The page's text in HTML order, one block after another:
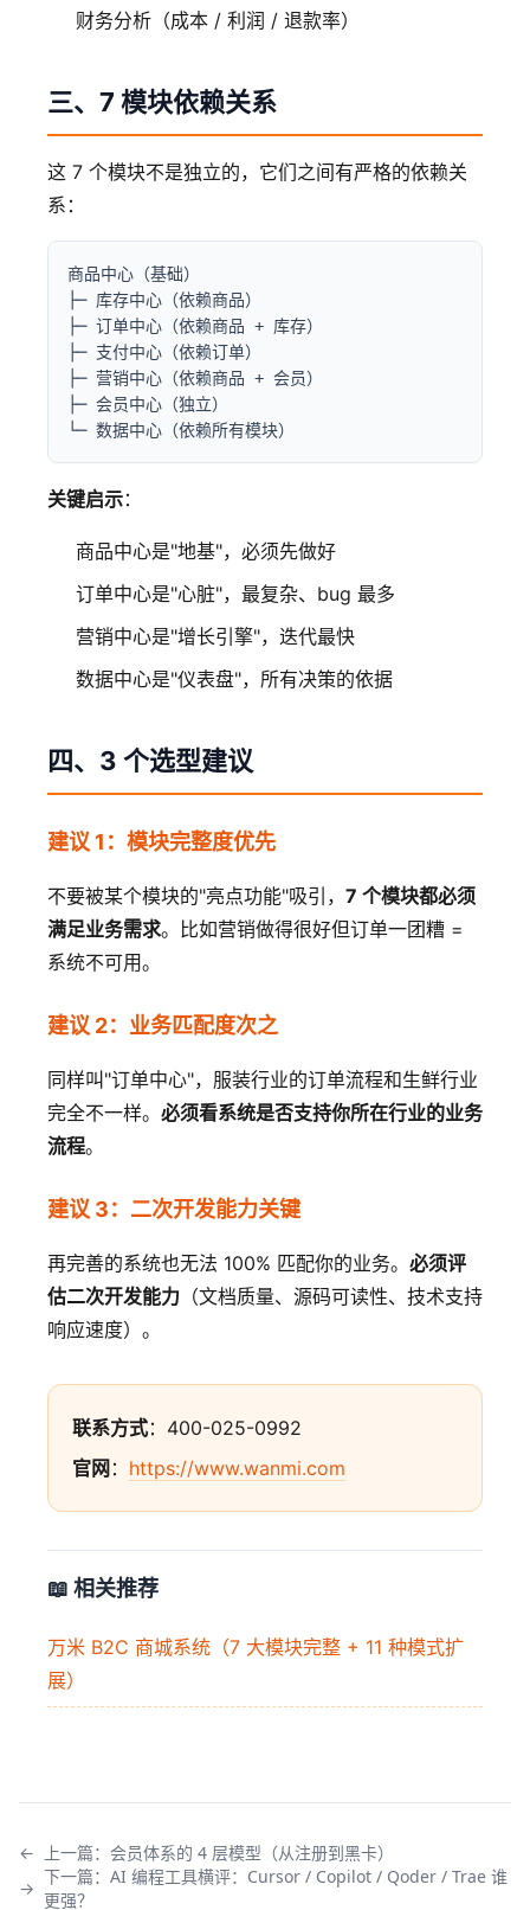
财务分析（成本 / 利润 / 退款率）
三、7 模块依赖关系
这 7 个模块不是独立的，它们之间有严格的依赖关
系：
商品中心（基础）
├─ 库存中心（依赖商品）
├─ 订单中心（依赖商品 + 库存）
├─ 支付中心（依赖订单）
├─ 营销中心（依赖商品 + 会员）
├─ 会员中心（独立）
└─ 数据中心（依赖所有模块）
关键启示：
商品中心是"地基"，必须先做好
订单中心是"心脏"，最复杂、bug 最多
营销中心是"增长引擎"，迭代最快
数据中心是"仪表盘"，所有决策的依据
四、3 个选型建议
建议 1：模块完整度优先
不要被某个模块的"亮点功能"吸引， 7 个模块都必须
满足业务需求。比如营销做得很好但订单一团糟 =
系统不可用。
建议 2：业务匹配度次之
同样叫"订单中心"，服装行业的订单流程和生鲜行业
完全不一样。 必须看系统是否支持你所在行业的业务
流程。
建议 3：二次开发能力关键
再完善的系统也无法 100% 匹配你的业务。 必须评
估二次开发能力 （文档质量、源码可读性、技术支持
响应速度）。
联系方式：400-025-0992
官网 ： https://www.wanmi.com
📖 相关推荐
万米 B2C 商城系统（7 大模块完整 + 11 种模式扩
展）
← 上一篇： 会员体系的 4 层模型（从注册到黑卡）
→
下一篇： AI 编程工具横评：Cursor / Copilot / Qoder / Trae 谁
更强？